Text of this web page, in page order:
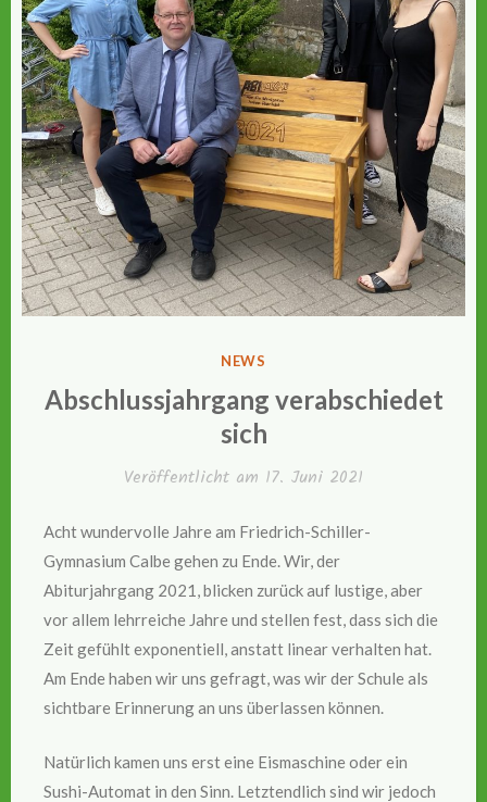
VERÖFFENTLICHT
NEWS
Abschlussjahrgang verabschiedet
sich
Veröffentlicht am 17. Juni 2021
Acht wundervolle Jahre am Friedrich-Schiller-
Gymnasium Calbe gehen zu Ende. Wir, der
Abiturjahrgang 2021, blicken zurück auf lustige, aber
vor allem lehrreiche Jahre und stellen fest, dass sich die
Zeit gefühlt exponentiell, anstatt linear verhalten hat.
Am Ende haben wir uns gefragt, was wir der Schule als
sichtbare Erinnerung an uns überlassen können.
Natürlich kamen uns erst eine Eismaschine oder ein
Sushi-Automat in den Sinn. Letztendlich sind wir jedoch